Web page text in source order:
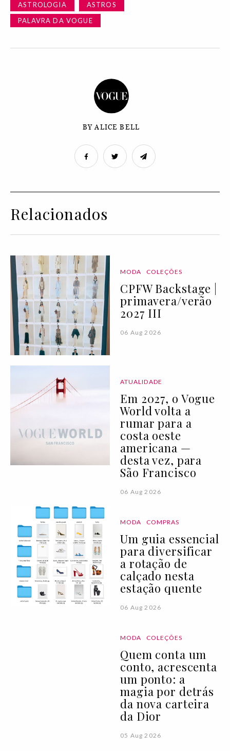
ASTROLOGIA
ASTROS
PALAVRA DA VOGUE
BY ALICE BELL
Relacionados
MODA COLEÇÕES
CPFW Backstage |
primavera/verão
2027 III
06 Aug 2026
ATUALIDADE
Em 2027, o Vogue
World volta a
rumar para a
costa oeste
americana —
desta vez, para
São Francisco
06 Aug 2026
MODA COMPRAS
Um guia essencial
para diversificar
a rotação de
calçado nesta
estação quente
06 Aug 2026
MODA COLEÇÕES
Quem conta um
conto, acrescenta
um ponto: a
magia por detrás
da nova carteira
da Dior
05 Aug 2026